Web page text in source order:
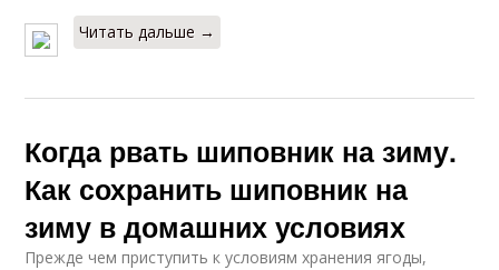
Читать дальше →
Когда рвать шиповник на зиму.
Как сохранить шиповник на
зиму в домашних условиях
Прежде чем приступить к условиям хранения ягоды,